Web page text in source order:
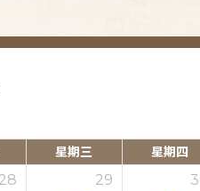
星期三 星期四
28
29